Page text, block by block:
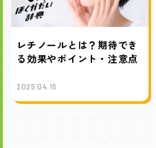
レチノールとは？期待でき
る効果やポイント・注意点
2025.04.16